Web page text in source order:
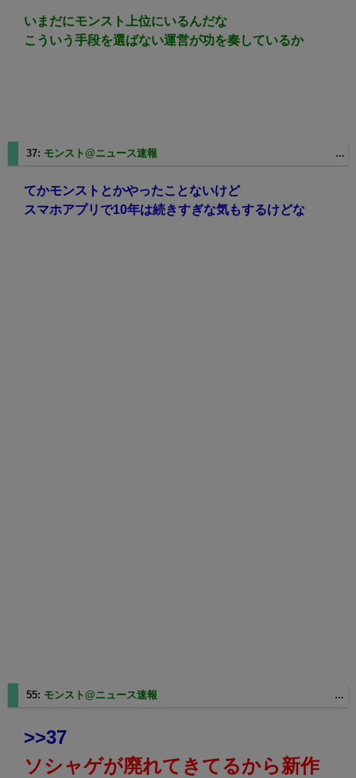
いまだにモンスト上位にいるんだな
こういう手段を選ばない運営が功を奏しているか
37: モンスト@ニュース速報
てかモンストとかやったことないけど
スマホアプリで10年は続きすぎな気もするけどな
55: モンスト@ニュース速報
>>37
ソシャゲが廃れてきてるから新作